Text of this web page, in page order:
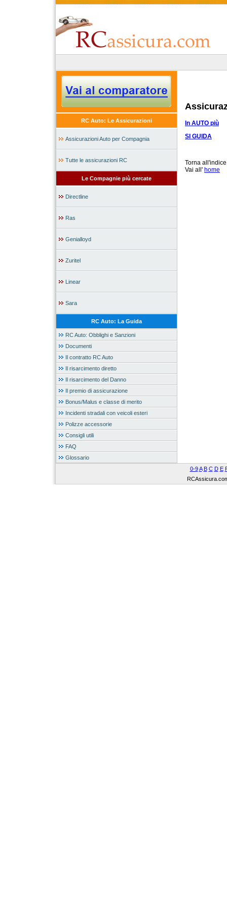
RC Auto: Le Assicurazioni
Assicurazioni Auto per Compagnia
Tutte le assicurazioni RC
Le Compagnie più cercate
Directline
Ras
Genialloyd
Zuritel
Linear
Sara
RC Auto: La Guida
RC Auto: Obblighi e Sanzioni
Documenti
Il contratto RC Auto
Il risarcimento diretto
Il risarcimento del Danno
Il premio di assicurazione
Bonus/Malus e classe di merito
Incidenti stradali con veicoli esteri
Polizze accessorie
Consigli utili
FAQ
Glossario
In AUTO più
SI GUIDA
Torna
Vai all' home
0-9 A B C D E